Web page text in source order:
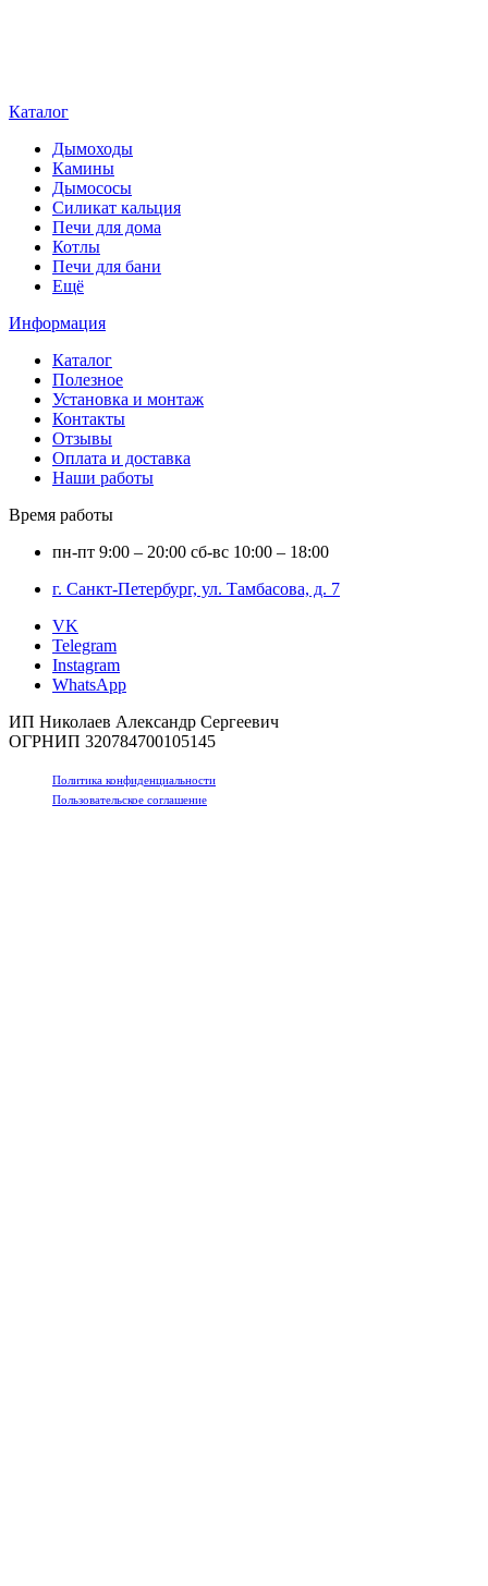
Каталог
Дымоходы
Камины
Дымососы
Силикат кальция
Печи для дома
Котлы
Печи для бани
Ещё
Информация
Каталог
Полезное
Установка и монтаж
Контакты
Отзывы
Оплата и доставка
Наши работы
Время работы
пн-пт 9:00 – 20:00 сб-вс 10:00 – 18:00
г. Санкт-Петербург, ул. Тамбасова, д. 7
VK
Telegram
Instagram
WhatsApp
ИП Николаев Александр Сергеевич
ОГРНИП 320784700105145
Политика конфиденциальности
Пользовательское соглашение